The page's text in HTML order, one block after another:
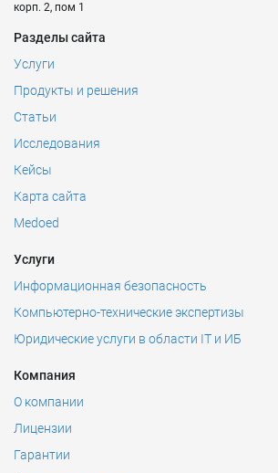
корп. 2, пом 1
Разделы сайта
Услуги
Продукты и решения
Статьи
Исследования
Кейсы
Карта сайта
Medoed
Услуги
Информационная безопасность
Компьютерно-технические экспертизы
Юридические услуги в области IT и ИБ
Компания
О компании
Лицензии
Гарантии